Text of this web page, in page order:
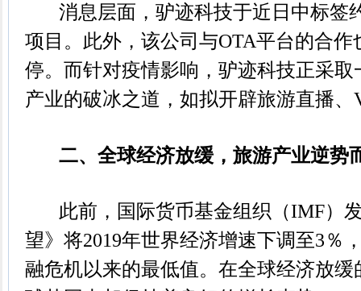
消息层面，驴迹科技于近日中标签
项目。此外，该公司与OTA平台的合
停。而针对疫情影响，驴迹科技正采
产业的破冰之道，如拟开辟旅游直播
二、全球经济放缓，旅游产业逆势
此前，国际货币基金组织（IMF）
望》将2019年世界经济增速下调至3％
融危机以来的最低值。在全球经济放